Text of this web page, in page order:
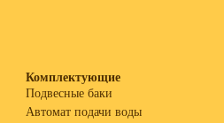
Комплектующие
Подвесные баки
Автомат подачи воды